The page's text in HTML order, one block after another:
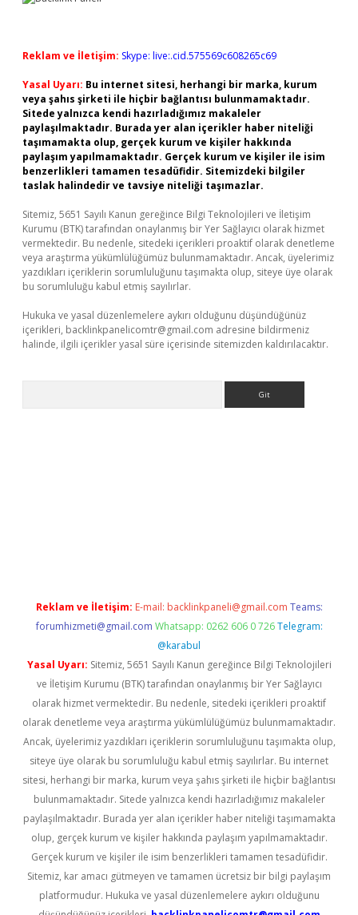
Reklam ve İletişim: Skype: live:.cid.575569c608265c69
Yasal Uyarı: Bu internet sitesi, herhangi bir marka, kurum
veya şahıs şirketi ile hiçbir bağlantısı bulunmamaktadır.
Sitede yalnızca kendi hazırladığımız makaleler
paylaşılmaktadır. Burada yer alan içerikler haber niteliği
taşımamakta olup, gerçek kurum ve kişiler hakkında
paylaşım yapılmamaktadır. Gerçek kurum ve kişiler ile isim
benzerlikleri tamamen tesadüfidir. Sitemizdeki bilgiler
taslak halindedir ve tavsiye niteliği taşımazlar.
Sitemiz, 5651 Sayılı Kanun gereğince Bilgi Teknolojileri ve İletişim
Kurumu (BTK) tarafından onaylanmış bir Yer Sağlayıcı olarak hizmet
vermektedir. Bu nedenle, sitedeki içerikleri proaktif olarak denetleme
veya araştırma yükümlülüğümüz bulunmamaktadır. Ancak, üyelerimiz
yazdıkları içeriklerin sorumluluğunu taşımakta olup, siteye üye olarak
bu sorumluluğu kabul etmiş sayılırlar.
Hukuka ve yasal düzenlemelere aykırı olduğunu düşündüğünüz
içerikleri, backlinkpanelicomtr@gmail.com adresine bildirmeniz
halinde, ilgili içerikler yasal süre içerisinde sitemizden kaldırılacaktır.
Reklam ve İletişim: E-mail: backlinkpaneli@gmail.com Teams:
forumhizmeti@gmail.com Whatsapp: 0262 606 0 726 Telegram:
@karabul
Yasal Uyarı: Sitemiz, 5651 Sayılı Kanun gereğince Bilgi Teknolojileri
ve İletişim Kurumu (BTK) tarafından onaylanmış bir Yer Sağlayıcı
olarak hizmet vermektedir. Bu nedenle, sitedeki içerikleri proaktif
olarak denetleme veya araştırma yükümlülüğümüz bulunmamaktadır.
Ancak, üyelerimiz yazdıkları içeriklerin sorumluluğunu taşımakta olup,
siteye üye olarak bu sorumluluğu kabul etmiş sayılırlar. Bu internet
sitesi, herhangi bir marka, kurum veya şahıs şirketi ile hiçbir bağlantısı
bulunmamaktadır. Sitede yalnızca kendi hazırladığımız makaleler
paylaşılmaktadır. Burada yer alan içerikler haber niteliği taşımamakta
olup, gerçek kurum ve kişiler hakkında paylaşım yapılmamaktadır.
Gerçek kurum ve kişiler ile isim benzerlikleri tamamen tesadüfidir.
Sitemiz, kar amacı gütmeyen ve tamamen ücretsiz bir bilgi paylaşım
platformudur. Hukuka ve yasal düzenlemelere aykırı olduğunu